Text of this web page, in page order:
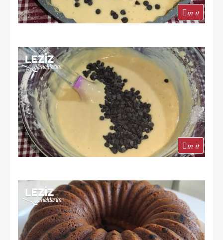
in it
in it